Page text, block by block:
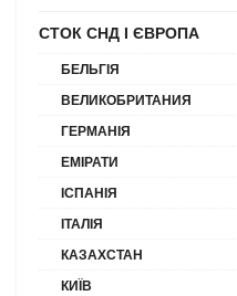
СТОК СНД І ЄВРОПА
БЕЛЬГІЯ
ВЕЛИКОБРИТАНИЯ
ГЕРМАНІЯ
ЕМІРАТИ
ІСПАНІЯ
ІТАЛІЯ
КАЗАХСТАН
КИЇВ